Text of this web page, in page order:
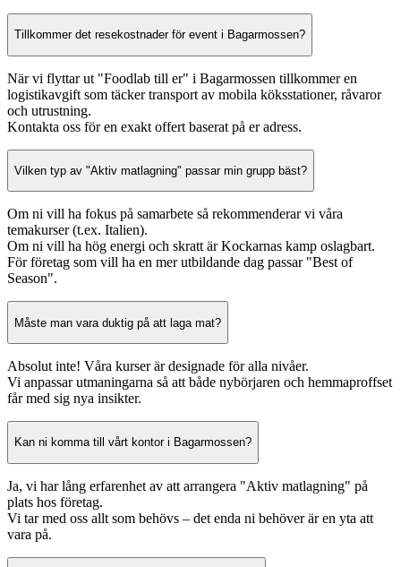
Tillkommer det resekostnader för event i Bagarmossen?
När vi flyttar ut "Foodlab till er" i Bagarmossen tillkommer en
logistikavgift som täcker transport av mobila köksstationer, råvaror
och utrustning.
Kontakta oss för en exakt offert baserat på er adress.
Vilken typ av "Aktiv matlagning" passar min grupp bäst?
Om ni vill ha fokus på samarbete så rekommenderar vi våra
temakurser (t.ex. Italien).
Om ni vill ha hög energi och skratt är Kockarnas kamp oslagbart.
För företag som vill ha en mer utbildande dag passar "Best of
Season".
Måste man vara duktig på att laga mat?
Absolut inte! Våra kurser är designade för alla nivåer.
Vi anpassar utmaningarna så att både nybörjaren och hemmaproffset
får med sig nya insikter.
Kan ni komma till vårt kontor i Bagarmossen?
Ja, vi har lång erfarenhet av att arrangera "Aktiv matlagning" på
plats hos företag.
Vi tar med oss allt som behövs – det enda ni behöver är en yta att
vara på.